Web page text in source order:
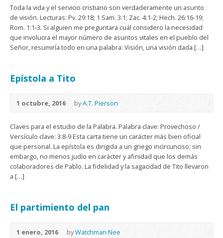
Toda la vida y el servicio cristiano son verdaderamente un asunto
de visión. Lecturas: Pv. 29:18; 1 Sam. 3:1; Zac. 4:1-2; Hech. 26:16-19;
Rom. 1:1-3. Si alguien me preguntara cuál considero la necesidad
que involucra el mayor número de asuntos vitales en el pueblo del
Señor, resumiría todo en una palabra: Visión, una visión dada […]
Epístola a Tito
1 octubre, 2016 byA.T. Pierson
Claves para el estudio de la Palabra. Palabra clave: Provechoso /
Versículo clave: 3:8-9 Esta carta tiene un carácter más bien oficial
que personal. La epístola es dirigida a un griego incircunciso; sin
embargo, no menos judío en carácter y afinidad que los demás
colaboradores de Pablo. La fidelidad y la sagacidad de Tito llevaron
a […]
El partimiento del pan
1 enero, 2016 byWatchman Nee